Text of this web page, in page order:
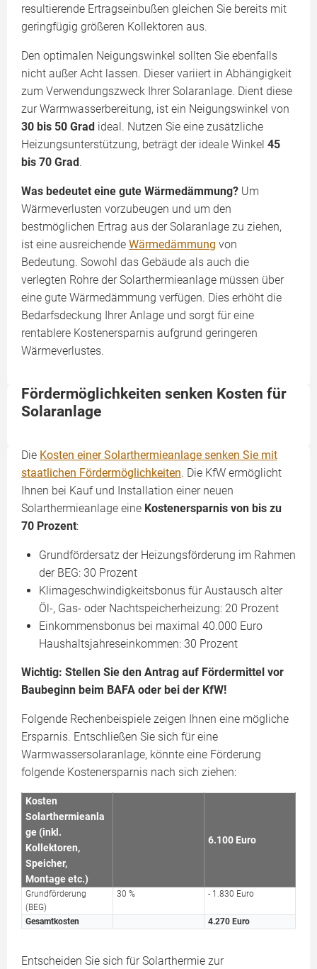
resultierende Ertragseinbußen gleichen Sie bereits mit
geringfügig größeren Kollektoren aus.
Den optimalen Neigungswinkel sollten Sie ebenfalls
nicht außer Acht lassen. Dieser variiert in Abhängigkeit
zum Verwendungszweck Ihrer Solaranlage. Dient diese
zur Warmwasserbereitung, ist ein Neigungswinkel von
30 bis 50 Grad ideal. Nutzen Sie eine zusätzliche
Heizungsunterstützung, beträgt der ideale Winkel 45
bis 70 Grad .
Was bedeutet eine gute Wärmedämmung? Um
Wärmeverlusten vorzubeugen und um den
bestmöglichen Ertrag aus der Solaranlage zu ziehen,
ist eine ausreichende Wärmedämmung von
Bedeutung. Sowohl das Gebäude als auch die
verlegten Rohre der Solarthermieanlage müssen über
eine gute Wärmedämmung verfügen. Dies erhöht die
Bedarfsdeckung Ihrer Anlage und sorgt für eine
rentablere Kostenersparnis aufgrund geringeren
Wärmeverlustes.
Fördermöglichkeiten senken Kosten für
Solaranlage
Die Kosten einer Solarthermieanlage senken Sie mit
staatlichen Fördermöglichkeiten. Die KfW ermöglicht
Ihnen bei Kauf und Installation einer neuen
Solarthermieanlage eine Kostenersparnis von bis zu
70 Prozent:
Grundfördersatz der Heizungsförderung im Rahmen
der BEG: 30 Prozent
Klimageschwindigkeitsbonus für Austausch alter
Öl-, Gas- oder Nachtspeicherheizung: 20 Prozent
Einkommensbonus bei maximal 40.000 Euro
Haushaltsjahreseinkommen: 30 Prozent
Wichtig: Stellen Sie den Antrag auf Fördermittel vor
Baubeginn beim BAFA oder bei der KfW!
Folgende Rechenbeispiele zeigen Ihnen eine mögliche
Ersparnis. Entschließen Sie sich für eine
Warmwassersolaranlage, könnte eine Förderung
folgende Kostenersparnis nach sich ziehen:
Kosten
Solarthermieanla
ge (inkl.
Kollektoren,
Speicher,
Montage etc.)
6.100 Euro
Grundförderung
(BEG)
30 % - 1.830 Euro
Gesamtkosten 4.270 Euro
Entscheiden Sie sich für Solarthermie zur